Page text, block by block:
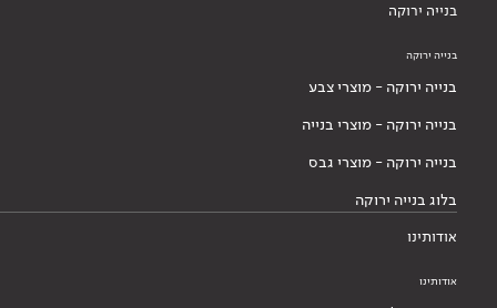
בנייה ירוקה
בנייה ירוקה
בנייה ירוקה - מוצרי צבע
בנייה ירוקה - מוצרי בנייה
בנייה ירוקה - מוצרי גבס
בלוג בנייה ירוקה
אודותינו
אודותינו